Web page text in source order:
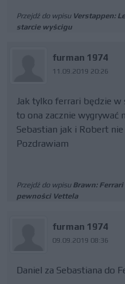
Przejdź do wpisu Verstappen:
starcie wyścigu
furman 1974
11.09.2019 20:26
Jak tylko ferrari będzie
to ona zacznie wygrywać
Sebastian jak i Robert
Pozdrawiam
Przejdź do wpisu Brawn:
pewności Vettela
furman 1974
09.09.2019 08:36
Daniel za Sebastiana do